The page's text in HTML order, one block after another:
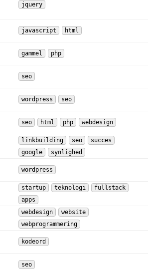
jquery
javascript html
gammel php
seo
wordpress seo
seo html php webdesign
linkbuilding seo
succes
google
synlighed
wordpress
startup teknologi
fullstack
apps
webdesign
website
webprogrammering
kodeord
seo